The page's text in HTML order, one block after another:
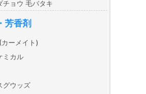
チョウ 毛バタキ
芳香剤
ーメイト)
ミカル
グウッズ